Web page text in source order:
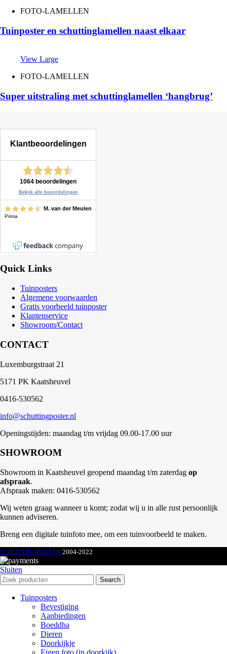
FOTO-LAMELLEN
Tuinposter en schuttinglamellen naast elkaar
View Large
FOTO-LAMELLEN
Super uitstraling met schuttinglamellen ‘hangbrug’
Quick Links
Tuinposters
Algemene voorwaarden
Gratis voorbeeld tuinposter
Klantenservice
Showroom/Contact
CONTACT
Luxemburgstraat 21
5171 PK Kaatsheuvel
0416-530562
info@schuttingposter.nl
Openingstijden: maandag t/m vrijdag 09.00-17.00 uur
SHOWROOM
Showroom in Kaatsheuvel geopend maandag t/m zaterdag op
afspraak.
Afspraak maken: 0416-530562
Wij weten graag wanneer u komt; zodat wij u in alle rust persoonlijk
kunnen adviseren.
Breng een digitale tuinfoto mee, om een tuinvoorbeeld te maken.
SCHUTTINGPOSTER 2004-2022
Sluiten
Search
Tuinposters
Bevestiging
Aanbiedingen
Boeddha
Dieren
Doorkijkje
Eigen foto (in doorkijk)